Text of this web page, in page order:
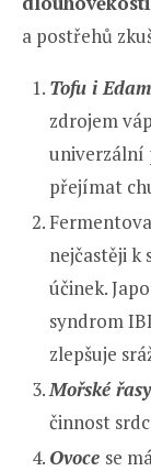
a postřehů
Tofu i
zdrojem
univerzální
přejímat
nejčastěji
účinek.
syndrom
zlepšuje
Mořské řasy
činnost
Ovoce se